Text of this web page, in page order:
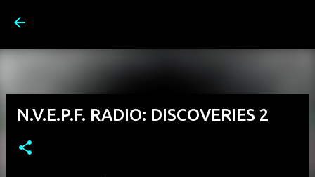
N.V.E.P.F. RADIO: DISCOVERIES 2